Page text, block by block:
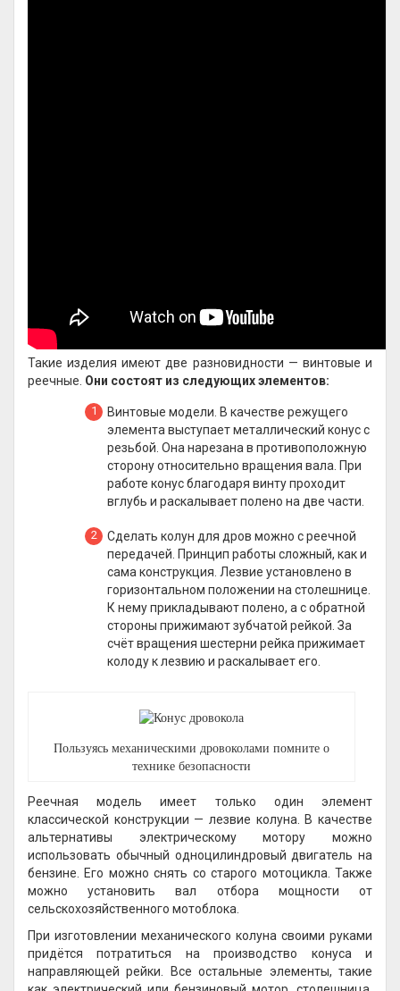
Такие изделия имеют две разновидности — винтовые и
реечные. Они состоят из следующих элементов:
Винтовые модели. В качестве режущего
элемента выступает металлический конус с
резьбой. Она нарезана в противоположную
сторону относительно вращения вала. При
работе конус благодаря винту проходит
вглубь и раскалывает полено на две части.
Сделать колун для дров можно с реечной
передачей. Принцип работы сложный, как и
сама конструкция. Лезвие установлено в
горизонтальном положении на столешнице.
К нему прикладывают полено, а с обратной
стороны прижимают зубчатой рейкой. За
счёт вращения шестерни рейка прижимает
колоду к лезвию и раскалывает его.
Пользуясь механическими дровоколами помните о
технике безопасности
Реечная модель имеет только один элемент
классической конструкции — лезвие колуна. В качестве
альтернативы электрическому мотору можно
использовать обычный одноцилиндровый двигатель на
бензине. Его можно снять со старого мотоцикла. Также
можно установить вал отбора мощности от
сельскохозяйственного мотоблока.
При изготовлении механического колуна своими руками
придётся потратиться на производство конуса и
направляющей рейки. Все остальные элементы, такие